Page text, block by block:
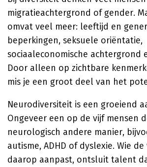
migratieachtergrond of gender.
omvat veel meer: leeftijd en
beperkingen, seksuele oriëntatie,
sociaaleconomische achtergrond
Door alleen op zichtbare
mis je een groot deel van het
Neurodiversiteit is een groeiend
Ongeveer een op de vijf mensen
neurologisch andere manier,
autisme, ADHD of dyslexie. Wie
daarop aanpast, ontsluit talent